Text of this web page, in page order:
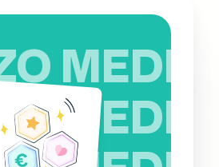
MEDIO
MEDIO